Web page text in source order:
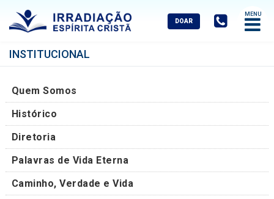
Abrir
Menu
INSTITUCIONAL
Quem Somos
Histórico
Diretoria
Palavras de Vida Eterna
Caminho, Verdade e Vida